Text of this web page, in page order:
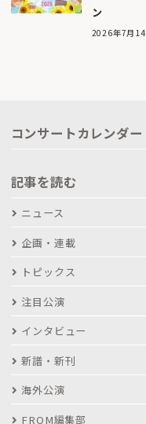
ン
2026年7月14
コンサートカレンダー
記事を読む
ニュース
企画・連載
トピックス
注目公演
インタビュー
新譜・新刊
海外公演
FROM編集部